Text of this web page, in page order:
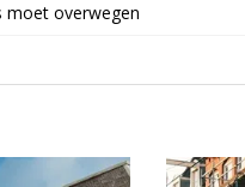
moet overwegen